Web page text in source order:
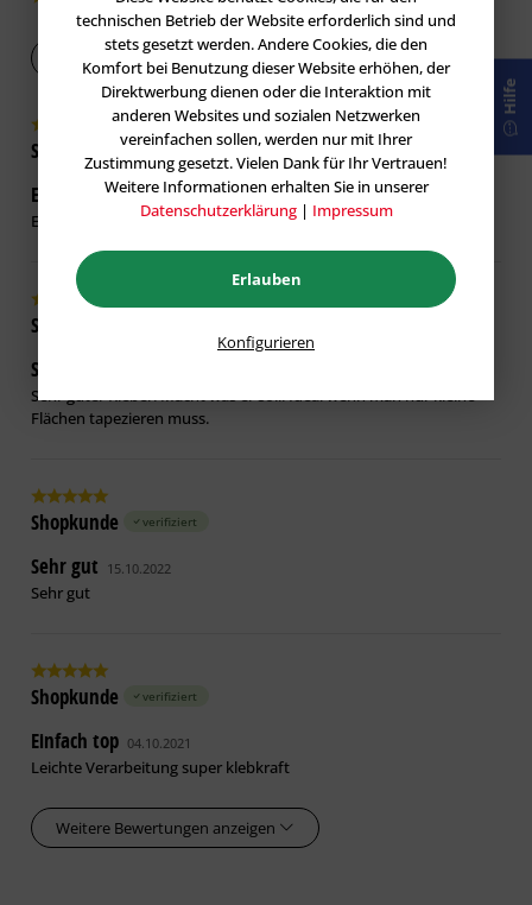
Bewertung abgeben
Shopkunde verifiziert
Erfüllt seinen Zweck zu einem guten Preis 20.02.2025
Erfüllt seinen Zweck zu einem guten Preis
Silke H.
Sehr guter Kleber. Macht was er soll.
Sehr guter Kleber. Macht was er soll. Ideal wenn man nur kleine
Flächen tapezieren muss.
Shopkunde verifiziert
Sehr gut 15.10.2022
Sehr gut
Shopkunde verifiziert
Einfach top 04.10.2021
Leichte Verarbeitung super klebkraft
Weitere Bewertungen anzeigen
Hilfe
technischen Betrieb der Website erforderlich sind und
stets gesetzt werden. Andere Cookies, die den
Komfort bei Benutzung dieser Website erhöhen, der
Direktwerbung dienen oder die Interaktion mit
anderen Websites und sozialen Netzwerken
vereinfachen sollen, werden nur mit Ihrer
Zustimmung gesetzt. Vielen Dank für Ihr Vertrauen!
Weitere Informationen erhalten Sie in unserer
Datenschutzerklärung| Impressum
Erlauben
Konfigurieren